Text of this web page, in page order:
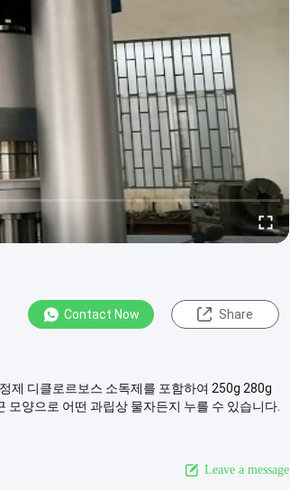
Contact Now Share
제 디클로르보스 소독제를 포함하여 250g 280g
양으로 어떤 과립상 물자든지 누를 수 있습니다.
Leave a message